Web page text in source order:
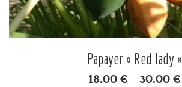
Papayer « Red lady »
18.00 € – 30.00 €